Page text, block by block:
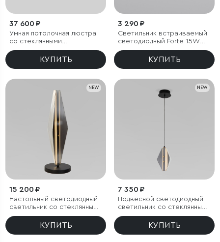
37 600 ₽
Умная потолочная люстра
со стеклянными
фактурными плафонами
КУПИТЬ
3 290 ₽
Светильник встраиваемый
светодиодный Forte 15W
4000K титан
КУПИТЬ
NEW
15 200 ₽
Настольный светодиодный
светильник со стеклянным
плафоном
КУПИТЬ
NEW
7 350 ₽
Подвесной светодиодный
светильник со стеклянным
плафоном
КУПИТЬ